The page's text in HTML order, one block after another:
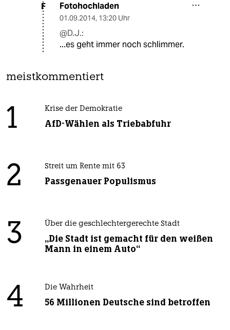
F Fotohochladen
01.09.2014, 13:20 Uhr
@D.J.:
...es geht immer noch schlimmer.
meistkommentiert
1 Krise der Demokratie
AfD-Wählen als Triebabfuhr
2 Streit um Rente mit 63
Passgenauer Populismus
3 Über die geschlechtergerechte Stadt
„Die Stadt ist gemacht für den weißen
Mann in einem Auto“
4 Die Wahrheit
56 Millionen Deutsche sind betroffen